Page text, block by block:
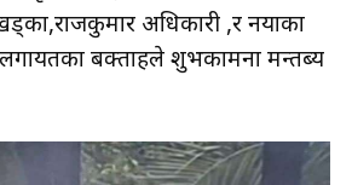
अधिकारी ,र नयाका
लगायतका बक्ताहरुले शुभकामना मन्तब्य